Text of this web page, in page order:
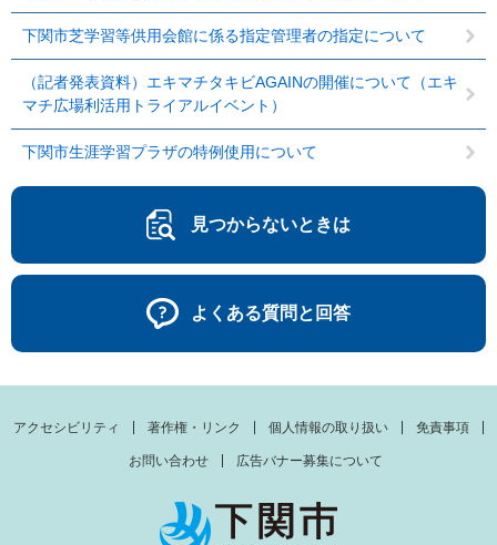
下関市芝学習等供用会館に係る指定管理者の指定について
（記者発表資料）エキマチタキビAGAINの開催について（エキ
マチ広場利活用トライアルイベント）
下関市生涯学習プラザの特例使用について
見つからないときは
よくある質問と回答
アクセシビリティ 著作権・リンク 個人情報の取り扱い 免責事項
お問い合わせ 広告バナー募集について